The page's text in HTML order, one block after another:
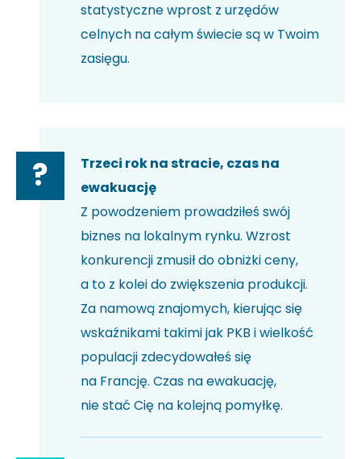
statystyczne wprost z urzędów
celnych na całym świecie są w Twoim
zasięgu.
?
Trzeci rok na stracie, czas na
ewakuację
Z powodzeniem prowadziłeś swój
biznes na lokalnym rynku. Wzrost
konkurencji zmusił do obniżki ceny,
a to z kolei do zwiększenia produkcji.
Za namową znajomych, kierując się
wskaźnikami takimi jak PKB i wielkość
populacji zdecydowałeś się
na Francję. Czas na ewakuację,
nie stać Cię na kolejną pomyłkę.